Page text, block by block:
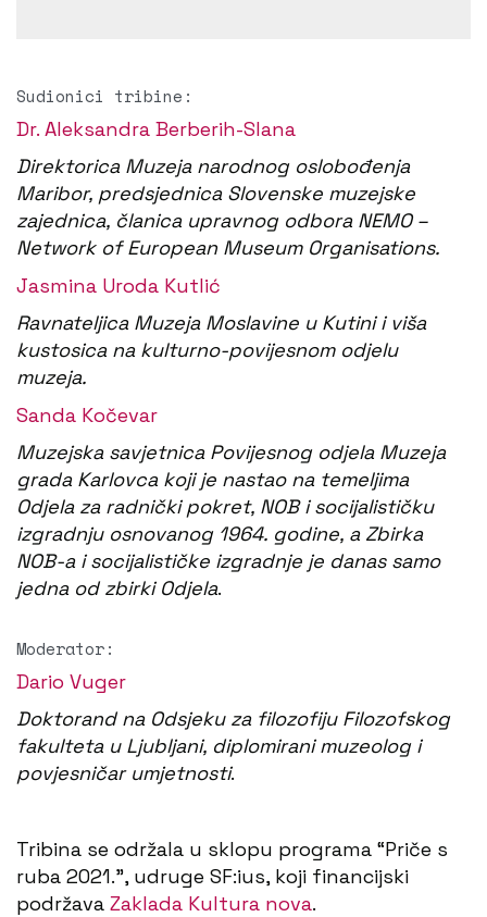
Sudionici tribine:
Dr. Aleksandra Berberih-Slana
Direktorica Muzeja narodnog oslobođenja
Maribor, predsjednica Slovenske muzejske
zajednica, članica upravnog odbora NEMO –
Network of European Museum Organisations.
Jasmina Uroda Kutlić
Ravnateljica Muzeja Moslavine u Kutini i viša
kustosica na kulturno-povijesnom odjelu
muzeja.
Sanda Kočevar
Muzejska savjetnica Povijesnog odjela Muzeja
grada Karlovca koji je nastao na temeljima
Odjela za radnički pokret, NOB i socijalističku
izgradnju osnovanog 1964. godine, a Zbirka
NOB-a i socijalističke izgradnje je danas samo
jedna od zbirki Odjela.
Moderator:
Dario Vuger
Doktorand na Odsjeku za filozofiju Filozofskog
fakulteta u Ljubljani, diplomirani muzeolog i
povjesničar umjetnosti.
Tribina se održala u sklopu programa “Priče s
ruba 2021.”, udruge SF:ius, koji financijski
podržava Zaklada Kultura nova.